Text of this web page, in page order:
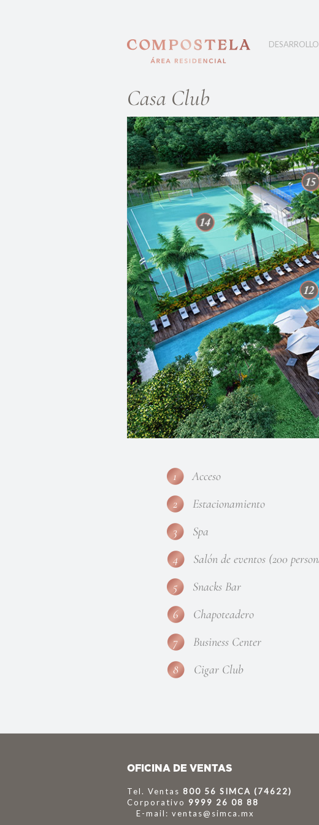
DESARROLLO
Casa Club
1
Acceso
2
Estacionamiento
3
Spa
4
Salón de eventos (200
5
Snacks Bar
6
Chapoteadero
7
Business Center
8
Cigar Club
OFICINA DE VENTAS
Tel. Ventas 800 56 SIMCA (74622)
Corporativo 9999 26 08 88
E-mail: ventas@simca.mx